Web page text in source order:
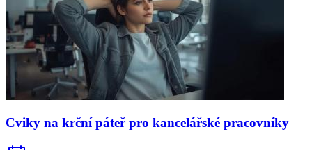
Cviky na krční páteř pro kancelářské pracovníky